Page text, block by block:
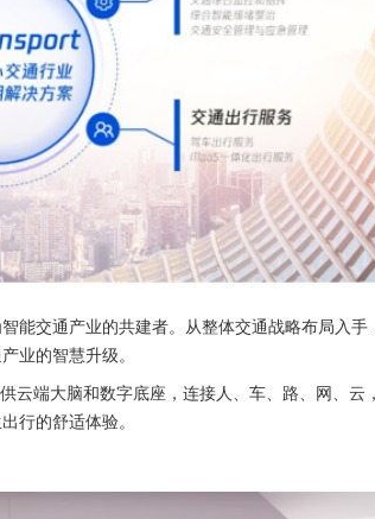
能交通产业的共建者。从整体交通战略布局入手
业的智慧升级。
云端大脑和数字底座，连接人、车、路、网、云
行的舒适体验。